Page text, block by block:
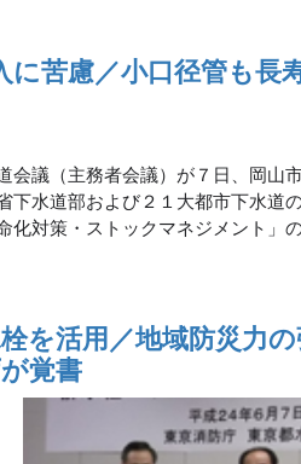
に苦慮／小口径管も長
会議（主務者会議）が７日、岡山
下水道部および２１大都市下水道
化対策・ストックマネジメント
を活用／地域防災力
覚書